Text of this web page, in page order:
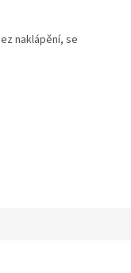
naklápění, se